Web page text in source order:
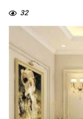
32